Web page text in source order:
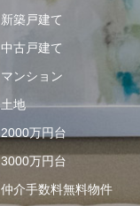
新築戸建て
中古戸建て
マンション
土地
2000万円台
3000万円台
仲介手数料無料物件